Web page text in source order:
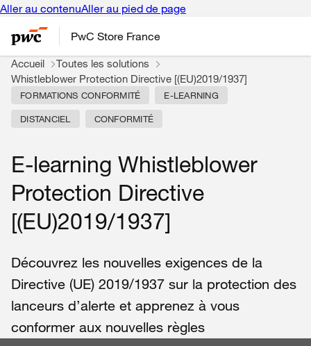
Aller au contenuAller au pied de page
PwC Store France
Accueil
Toutes les solutions
Whistleblower Protection Directive [(EU)2019/1937]
FORMATIONS CONFORMITÉ E-LEARNING
DISTANCIEL CONFORMITÉ
E-learning Whistleblower
Protection Directive
[(EU)2019/1937]
Découvrez les nouvelles exigences de la
Directive (UE) 2019/1937 sur la protection des
lanceurs d’alerte et apprenez à vous
conformer aux nouvelles règles